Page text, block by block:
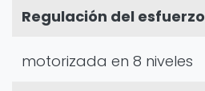
Regulación del esfuerzo
motorizada en 8 niveles